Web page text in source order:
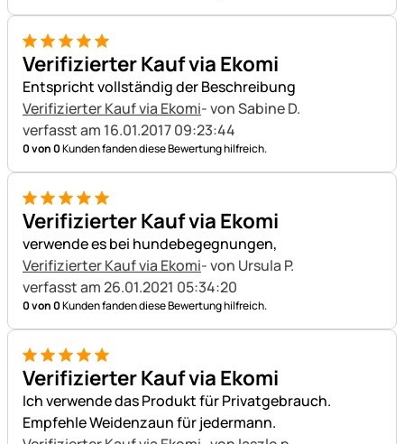
5 von 5
Verifizierter Kauf via Ekomi
Entspricht vollständig der Beschreibung
Verifizierter Kauf via Ekomi- von Sabine D.
verfasst am 16.01.2017 09:23:44
0 von 0Kunden fanden diese Bewertung hilfreich.
5 von 5
Verifizierter Kauf via Ekomi
verwende es bei hundebegegnungen,
Verifizierter Kauf via Ekomi- von Ursula P.
verfasst am 26.01.2021 05:34:20
0 von 0Kunden fanden diese Bewertung hilfreich.
5 von 5
Verifizierter Kauf via Ekomi
Ich verwende das Produkt für Privatgebrauch.
Empfehle Weidenzaun für jedermann.